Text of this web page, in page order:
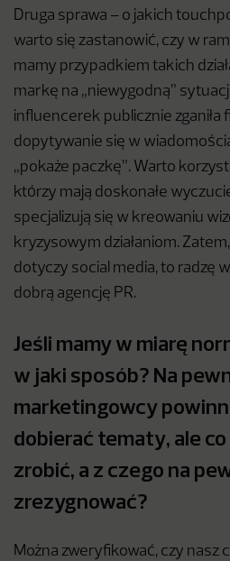
Druga sprawa – o jakich
warto się zastanowić, czy w
mamy przypadkiem takich
markę na „niewygodną”
influencerek publicznie
dopytywanie się w
„pokaże paczkę”. Warto
którzy mają doskonałe
specjalizują się w kreowaniu
kryzysowym działaniom.
dotyczy social media, to radzę
dobrą agencję PR.
Jeśli mamy w miarę
w jaki sposób? Na
marketingowcy
dobierać tematy, ale
zrobić, a z czego na
zrezygnować?
Można zweryfikować, czy nasz